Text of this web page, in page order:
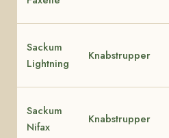
Sackum
Lightning
Knabstrupper
Sackum
Nifax
Knabstrupper